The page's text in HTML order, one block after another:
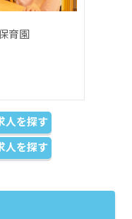
育園
人を探す
人を探す